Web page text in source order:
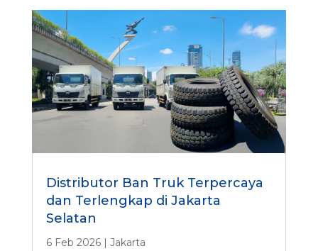
Distributor Ban Truk Terpercaya
dan Terlengkap di Jakarta
Selatan
6 Feb 2026| Jakarta